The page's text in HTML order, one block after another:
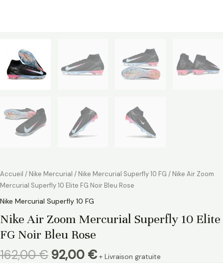
Accueil / Nike Mercurial / Nike Mercurial Superfly 10 FG / Nike Air Zoom
Mercurial Superfly 10 Elite FG Noir Bleu Rose
Nike Mercurial Superfly 10 FG
Nike Air Zoom Mercurial Superfly 10 Elite
FG Noir Bleu Rose
162,00€ 92,00 € + Livraison gratuite